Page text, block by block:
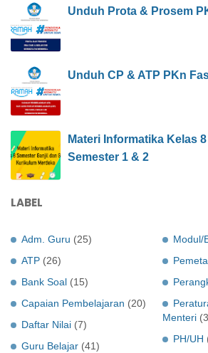
Unduh Prota & Prosem
Unduh CP & ATP PKn
Materi Informatika Kelas
Semester 1 & 2
LABEL
Adm. Guru (25)
ATP (26)
Bank Soal (15)
Capaian Pembelajaran (20)
Daftar Nilai (7)
Guru Belajar (41)
Modul/
Menteri
PH/UH